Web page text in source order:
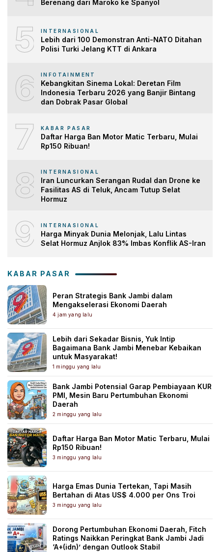
Berenang dari Maroko ke Spanyol
5 INTERNASIONAL
Lebih dari 100 Demonstran Anti-NATO Ditahan
Polisi Turki Jelang KTT di Ankara
6 INFOTAINMENT
Kebangkitan Sinema Lokal: Deretan Film
Indonesia Terbaru 2026 yang Banjir Bintang
dan Dobrak Pasar Global
7 KABAR PASAR
Daftar Harga Ban Motor Matic Terbaru, Mulai
Rp150 Ribuan!
8 INTERNASIONAL
Iran Luncurkan Serangan Rudal dan Drone ke
Fasilitas AS di Teluk, Ancam Tutup Selat
Hormuz
9 INTERNASIONAL
Harga Minyak Dunia Melonjak, Lalu Lintas
Selat Hormuz Anjlok 83% Imbas Konflik AS-Iran
KABAR PASAR
Peran Strategis Bank Jambi dalam
Mengakselerasi Ekonomi Daerah
4 jam yang lalu
Lebih dari Sekadar Bisnis, Yuk Intip
Bagaimana Bank Jambi Menebar Kebaikan
untuk Masyarakat!
1 minggu yang lalu
Bank Jambi Potensial Garap Pembiayaan KUR
PMI, Mesin Baru Pertumbuhan Ekonomi
Daerah
2 minggu yang lalu
Daftar Harga Ban Motor Matic Terbaru, Mulai
Rp150 Ribuan!
3 minggu yang lalu
Harga Emas Dunia Tertekan, Tapi Masih
Bertahan di Atas US$ 4.000 per Ons Troi
3 minggu yang lalu
Dorong Pertumbuhan Ekonomi Daerah, Fitch
Ratings Naikkan Peringkat Bank Jambi Jadi
‘A+(idn)’ dengan Outlook Stabil